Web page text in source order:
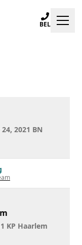
BEL
2021 BN
KP Haarlem